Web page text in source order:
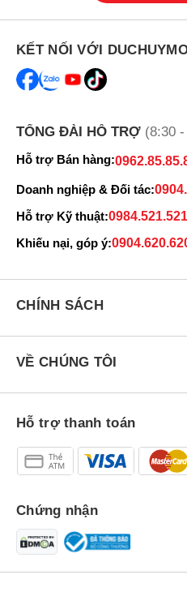
KẾT NỐI VỚI
TỔNG ĐÀI HỖ TRỢ (8:30
Hỗ trợ Bán hàng:
Doanh nghiệp & Đối tác:
Hỗ trợ Kỹ thuật:0984.521.521
Khiếu nại, góp ý:
CHÍNH SÁCH
VỀ CHÚNG TÔI
Hỗ trợ thanh toán
Chứng nhận